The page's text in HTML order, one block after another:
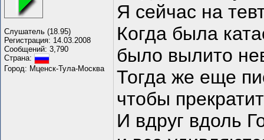
Слушатель (18.95)
Регистрация: 14.03.2008
Сообщений: 3,790
Страна:
Город: Мценск-Тула-Москва
Я сейчас на
Когда была
было вылито
Тогда же еще
чтобы
И вдруг вдоль